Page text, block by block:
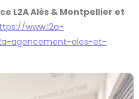
L2A Alès & Montpellier et
www.l2a-
agencement-ales-et-